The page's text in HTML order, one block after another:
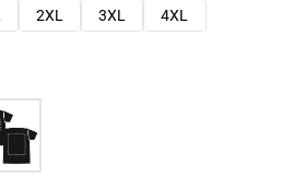
2XL 3XL
4XL